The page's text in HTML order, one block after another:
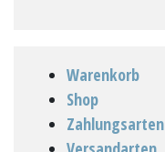
Warenkorb
Shop
Zahlungsarten